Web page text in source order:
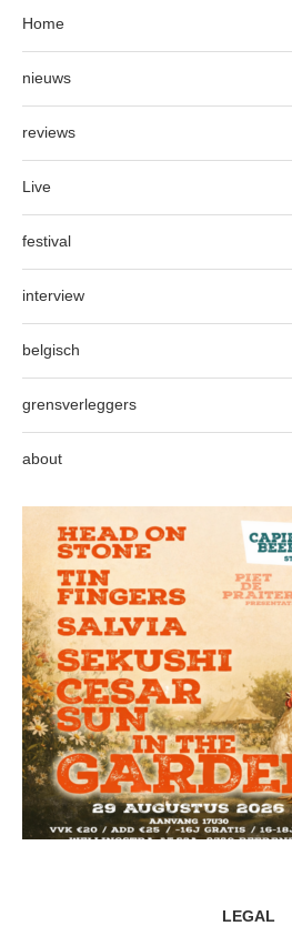
Home
nieuws
reviews
Live
festival
interview
belgisch
grensverleggers
about
LEGAL